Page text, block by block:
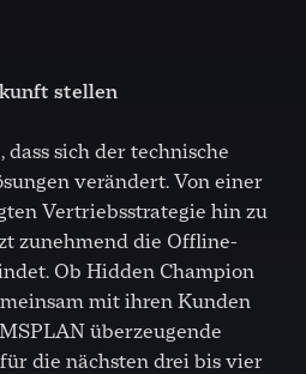
stellen
sich der technische
verändert. Von einer
Vertriebsstrategie hin zu
zunehmend die Offline-
Ob Hidden Champion
mit ihren Kunden
überzeugende
die nächsten drei bis vier